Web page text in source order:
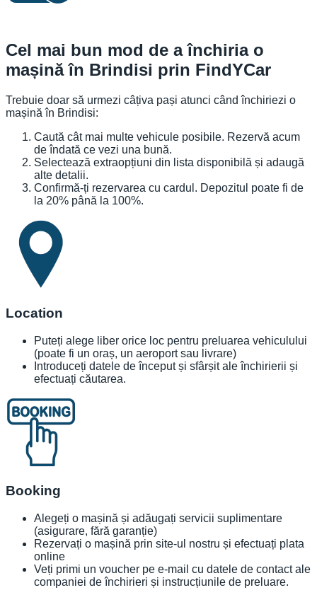
Cel mai bun mod de a închiria o
mașină în Brindisi prin FindYCar
Trebuie doar să urmezi câțiva pași atunci când închiriezi o
mașină în Brindisi:
Caută cât mai multe vehicule posibile. Rezervă acum
de îndată ce vezi una bună.
Selectează extraopțiuni din lista disponibilă și adaugă
alte detalii.
Confirmă-ți rezervarea cu cardul. Depozitul poate fi de
la 20% până la 100%.
Location
Puteți alege liber orice loc pentru preluarea vehiculului
(poate fi un oraș, un aeroport sau livrare)
Introduceți datele de început și sfârșit ale închirierii și
efectuați căutarea.
Booking
Alegeți o mașină și adăugați servicii suplimentare
(asigurare, fără garanție)
Rezervați o mașină prin site-ul nostru și efectuați plata
online
Veți primi un voucher pe e-mail cu datele de contact ale
companiei de închirieri și instrucțiunile de preluare.